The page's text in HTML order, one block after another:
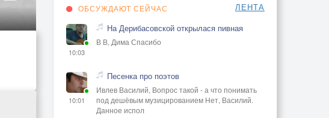
ОБСУЖДАЮТ СЕЙЧАС ЛЕНТА
10:03
На Дерибасовской открылася пивная
В В, Дима Спасибо
10:01
Песенка про поэтов
Ивлев Василий, Вопрос такой - а что понимать
под дешёвым музицированием Нет, Василий.
Данное испол